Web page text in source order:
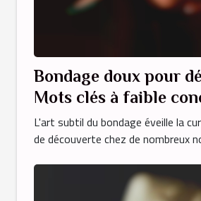
Bondage doux pour
Mots clés à faible
pour un contenu
spécialisé
L'art subtil du bondage éveille la
de découverte chez de nombreux